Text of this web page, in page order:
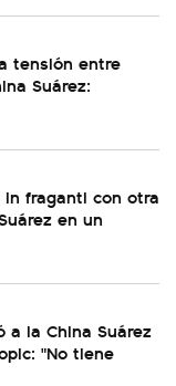
tensión entre
Suárez:
in fraganti con otra
en un
a la China Suárez
"No tiene